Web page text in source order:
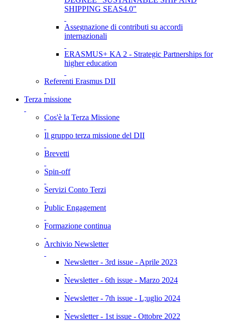
SHIPPING SEAS4.0"
Assegnazione di contributi su accordi
internazionali
ERASMUS+ KA 2 - Strategic Partnerships for
higher education
Referenti Erasmus DII
Terza missione
Cos'è la Terza Missione
Il gruppo terza missione del DII
Brevetti
Spin-off
Servizi Conto Terzi
Public Engagement
Formazione continua
Archivio Newsletter
Newsletter - 3rd issue - Aprile 2023
Newsletter - 6th issue - Marzo 2024
Newsletter - 7th issue - L;uglio 2024
Newsletter - 1st issue - Ottobre 2022